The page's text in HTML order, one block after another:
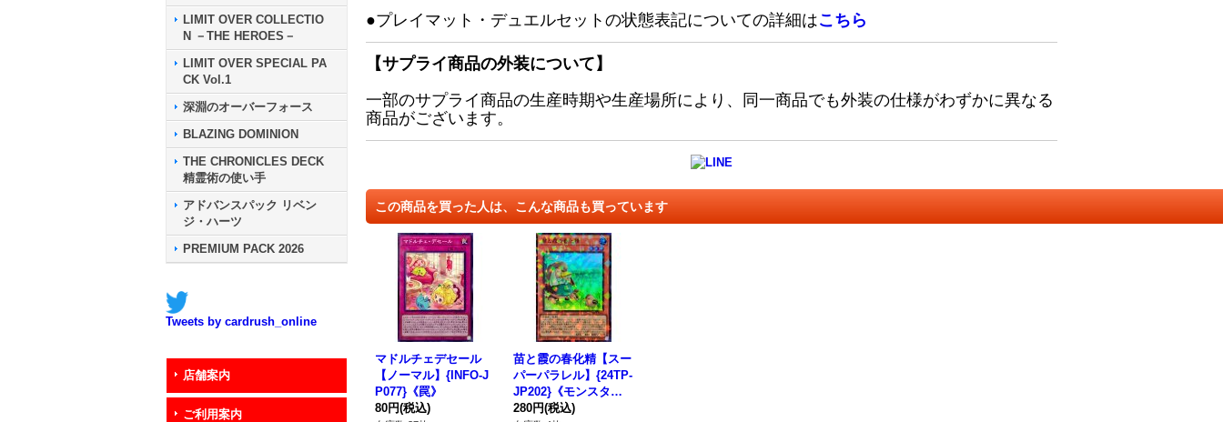
LIMIT OVER COLLECTIO
N －THE HEROES－
LIMIT OVER SPECIAL PA
CK Vol.1
深淵のオーバーフォース
BLAZING DOMINION
THE CHRONICLES DECK
精霊術の使い手
アドバンスパック リベン
ジ・ハーツ
PREMIUM PACK 2026
Tweets by cardrush_online
店舗案内
ご利用案内
●プレイマット・デュエルセットの状態表記についての詳細はこちら
【サプライ商品の外装について】
一部のサプライ商品の生産時期や生産場所により、同一商品でも外装の仕様がわずかに異なる
商品がございます。
この商品を買った人は、こんな商品も買っています
マドルチェデセール
【ノーマル】{INFO-J
P077}《罠》
80円(税込)
苗と霞の春化精【スー
パーパラレル】{24TP-
JP202}《モンスタ
ー》
280円(税込)